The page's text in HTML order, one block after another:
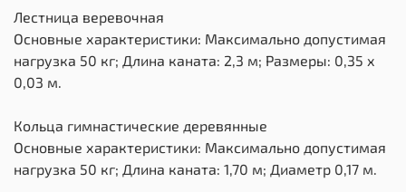
Лестница веревочная
Основные характеристики: Максимально допустимая
нагрузка 50 кг; Длина каната: 2,3 м; Размеры: 0,35 х
0,03 м.
Кольца гимнастические деревянные
Основные характеристики: Максимально допустимая
нагрузка 50 кг; Длина каната: 1,70 м; Диаметр 0,17 м.